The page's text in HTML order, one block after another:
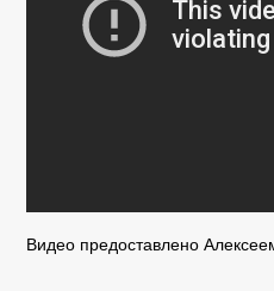
Видео предоставлено